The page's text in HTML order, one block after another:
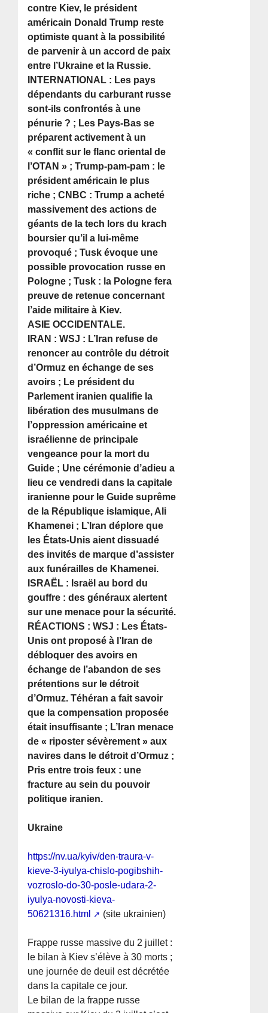
contre Kiev, le président
américain Donald Trump reste
optimiste quant à la possibilité
de parvenir à un accord de paix
entre l’Ukraine et la Russie.
INTERNATIONAL : Les pays
dépendants du carburant russe
sont-ils confrontés à une
pénurie ? ; Les Pays-Bas se
préparent activement à un
« conflit sur le flanc oriental de
l’OTAN » ; Trump-pam-pam : le
président américain le plus
riche ; CNBC : Trump a acheté
massivement des actions de
géants de la tech lors du krach
boursier qu’il a lui-même
provoqué ; Tusk évoque une
possible provocation russe en
Pologne ; Tusk : la Pologne fera
preuve de retenue concernant
l’aide militaire à Kiev.
ASIE OCCIDENTALE.
IRAN : WSJ : L’Iran refuse de
renoncer au contrôle du détroit
d’Ormuz en échange de ses
avoirs ; Le président du
Parlement iranien qualifie la
libération des musulmans de
l’oppression américaine et
israélienne de principale
vengeance pour la mort du
Guide ; Une cérémonie d’adieu a
lieu ce vendredi dans la capitale
iranienne pour le Guide suprême
de la République islamique, Ali
Khamenei ; L’Iran déplore que
les États-Unis aient dissuadé
des invités de marque d’assister
aux funérailles de Khamenei.
ISRAËL : Israël au bord du
gouffre : des généraux alertent
sur une menace pour la sécurité.
RÉACTIONS : WSJ : Les États-
Unis ont proposé à l’Iran de
débloquer des avoirs en
échange de l’abandon de ses
prétentions sur le détroit
d’Ormuz. Téhéran a fait savoir
que la compensation proposée
était insuffisante ; L’Iran menace
de « riposter sévèrement » aux
navires dans le détroit d’Ormuz ;
Pris entre trois feux : une
fracture au sein du pouvoir
politique iranien.
Ukraine
https://nv.ua/kyiv/den-traura-v-
kieve-3-iyulya-chislo-pogibshih-
vozroslo-do-30-posle-udara-2-
iyulya-novosti-kieva-
50621316.html
(site ukrainien)
Frappe russe massive du 2 juillet :
le bilan à Kiev s’élève à 30 morts ;
une journée de deuil est décrétée
dans la capitale ce jour.
Le bilan de la frappe russe